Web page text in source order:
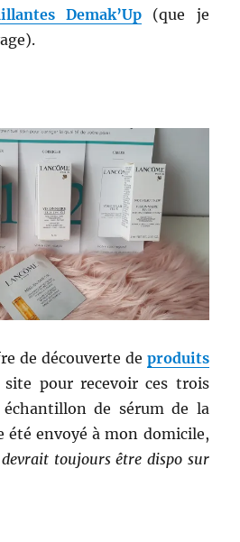
Demak’Up (que je
de découverte de produits
pour recevoir ces trois
de sérum de la
été envoyé à mon domicile,
devrait toujours être dispo sur